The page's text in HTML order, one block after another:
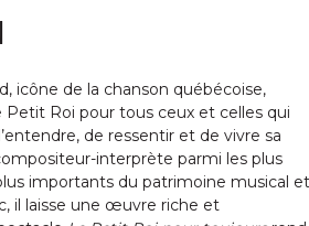
icône de la chanson québécoise,
Petit Roi pour tous ceux et celles qui
de ressentir et de vivre sa
interprète parmi les plus
importants du patrimoine musical et
il laisse une œuvre riche et